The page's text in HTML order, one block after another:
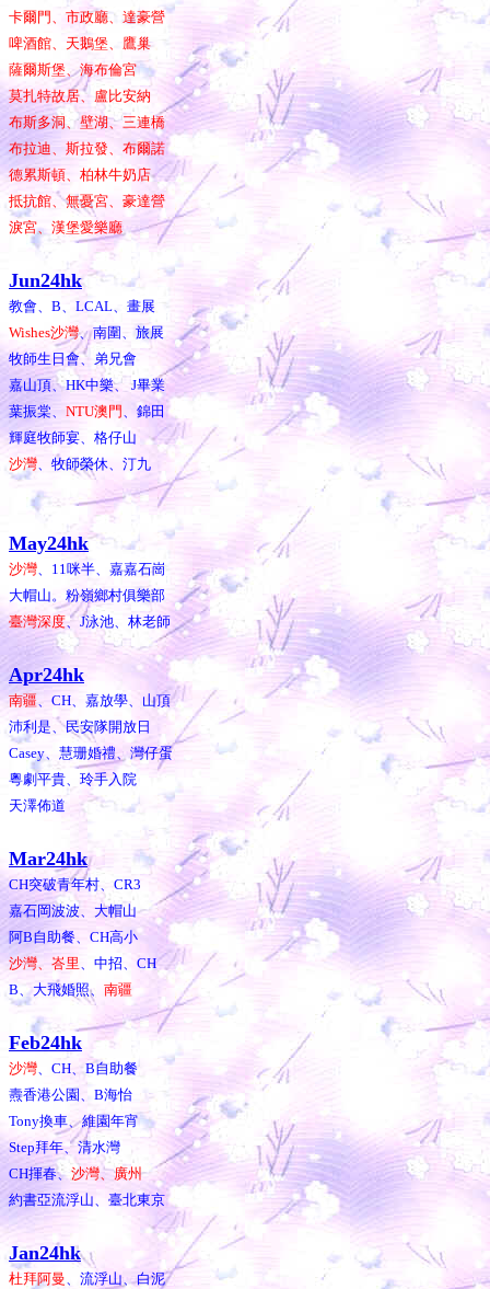
卡爾門、市政廳、達豪營
啤酒館、天鵝堡、鷹巢
薩爾斯堡、海布倫宮
莫扎特故居、盧比安納
布斯多洞、壁湖、三連橋
布拉迪、斯拉發、布爾諾
德累斯頓、柏林牛奶店
抵抗館、無憂宮、豪達營
淚宮、漢堡愛樂廳
Jun24hk
教會、B、LCAL、畫展
Wishes沙灣、南圍、旅展
牧師生日會、弟兄會
嘉山頂、HK中樂、 J畢業
葉振棠、 NTU澳門 、錦田
輝庭牧師宴、格仔山
沙灣、牧師榮休、汀九
May24hk
沙灣、11咪半、嘉嘉石崗
大帽山。粉嶺鄉村俱樂部
臺灣深度、J泳池、林老師
Apr24hk
南疆、CH、嘉放學、山頂
沛利是、民安隊開放日
Casey、慧珊婚禮、灣仔蛋
粵劇平貴、玲手入院
天澤佈道
Mar24hk
CH突破青年村、CR3
嘉石岡波波、大帽山
阿B自助餐、CH高小
沙灣、峇里、中招、CH
B、大飛婚照、 南疆
Feb24hk
沙灣、CH、B自助餐
燾香港公園、B海怡
Tony換車、維園年宵
Step拜年、清水灣
CH揮春、 沙灣、廣州
約書亞流浮山、臺北東京
Jan24hk
杜拜阿曼、流浮山、白泥